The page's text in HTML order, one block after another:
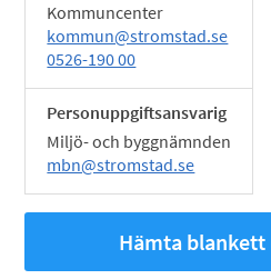
Kommuncenter
kommun@stromstad.se
0526-190 00
Personuppgiftsansvarig
Miljö- och byggnämnden
mbn@stromstad.se
Hämta blankett